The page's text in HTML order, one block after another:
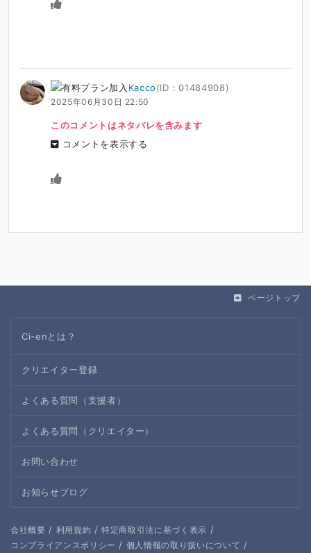
Kacco(ID：01484908)
2025年06月30日 22:50
このコメントはネタバレを含みます
コメントを表示する
ページトップ
Ci-enとは？
クリエイター登録
よくある質問（支援者）
よくある質問（クリエイター）
お問い合わせ
お知らせブログ
会社概要 / 利用規約 / 特定商取引法に基づく表示 /
コンプライアンスポリシー / 個人情報の取り扱いについて /